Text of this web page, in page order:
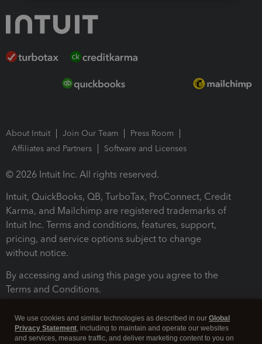
About Intuit Join Our Team
Press Room
Affiliates and Partners
Software and Licenses
© 2026 Intuit Inc. All rights reserved.
Intuit, QuickBooks, QB, TurboTax, ProConnect, Credit
Karma, and Mailchimp are registered trademarks of
Intuit Inc. Terms and conditions, features, support,
pricing, and service options subject to change
without notice.
By accessing and using this page you agree to the
Terms and Conditions.
We use cookies and similar technologies as described in our Global
Privacy Statement, including to maintain and operate our websites
and services, measure traffic, and deliver marketing content to you on